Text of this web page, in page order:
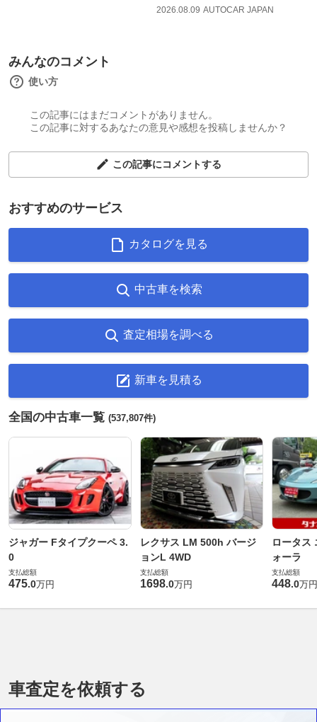
2026.08.09 AUTOCAR JAPAN
みんなのコメント
使い方
この記事にはまだコメントがありません。
この記事に対するあなたの意見や感想を投稿しませんか？
この記事にコメントする
おすすめのサービス
カタログを見る
中古車を検索
査定相場を調べる
新車を見積る
全国の中古車一覧 (537,807件)
ジャガー Fタイプクーペ 3.
0
支払総額
475.0万円
レクサス LM 500h バージ
ョンL 4WD
支払総額
1698.0万円
ロータス
ォーラ
支払総額
448.0万円
車査定を依頼する